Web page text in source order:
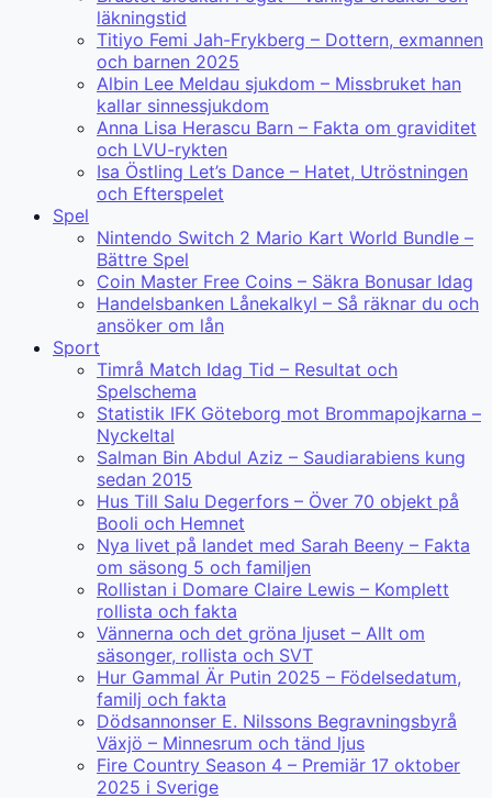
läkningstid
Titiyo Femi Jah-Frykberg – Dottern, exmannen
och barnen 2025
Albin Lee Meldau sjukdom – Missbruket han
kallar sinnessjukdom
Anna Lisa Herascu Barn – Fakta om graviditet
och LVU-rykten
Isa Östling Let’s Dance – Hatet, Utröstningen
och Efterspelet
Spel
Nintendo Switch 2 Mario Kart World Bundle –
Bättre Spel
Coin Master Free Coins – Säkra Bonusar Idag
Handelsbanken Lånekalkyl – Så räknar du och
ansöker om lån
Sport
Timrå Match Idag Tid – Resultat och
Spelschema
Statistik IFK Göteborg mot Brommapojkarna –
Nyckeltal
Salman Bin Abdul Aziz – Saudiarabiens kung
sedan 2015
Hus Till Salu Degerfors – Över 70 objekt på
Booli och Hemnet
Nya livet på landet med Sarah Beeny – Fakta
om säsong 5 och familjen
Rollistan i Domare Claire Lewis – Komplett
rollista och fakta
Vännerna och det gröna ljuset – Allt om
säsonger, rollista och SVT
Hur Gammal Är Putin 2025 – Födelsedatum,
familj och fakta
Dödsannonser E. Nilssons Begravningsbyrå
Växjö – Minnesrum och tänd ljus
Fire Country Season 4 – Premiär 17 oktober
2025 i Sverige